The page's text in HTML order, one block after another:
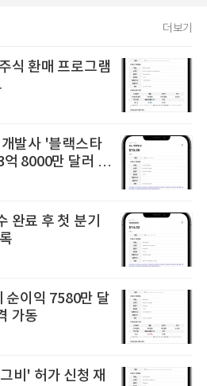
더보기
식 환매 프로그램
발사 '블랙스타
8000만 달러 가
완료 후 첫 분기
순이익 7580만 달
가동
비' 허가 신청 재